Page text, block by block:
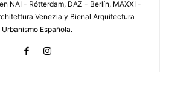
NAI - Rótterdam, DAZ - Berlín, MAXXI -
Venezia y Bienal Arquitectura
Urbanismo Española.